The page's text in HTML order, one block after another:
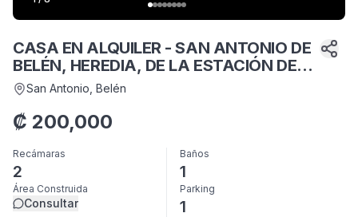
CASA EN ALQUILER - SAN ANTONIO DE
BELÉN, HEREDIA, DE LA ESTACIÓN DEL
FERROCARRIL, 400 ESTE, 100 SUR.
San Antonio , Belén
₡ 200,000
Recámaras
2
Baños
1
Área Construida
Consultar
Parking
1